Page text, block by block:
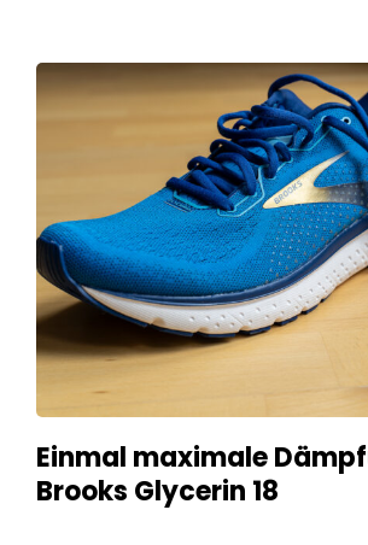
Einmal maximale
Brooks Glycerin 18